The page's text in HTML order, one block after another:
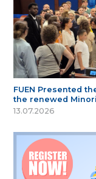
FUEN Presented
the renewed
13.07.2026